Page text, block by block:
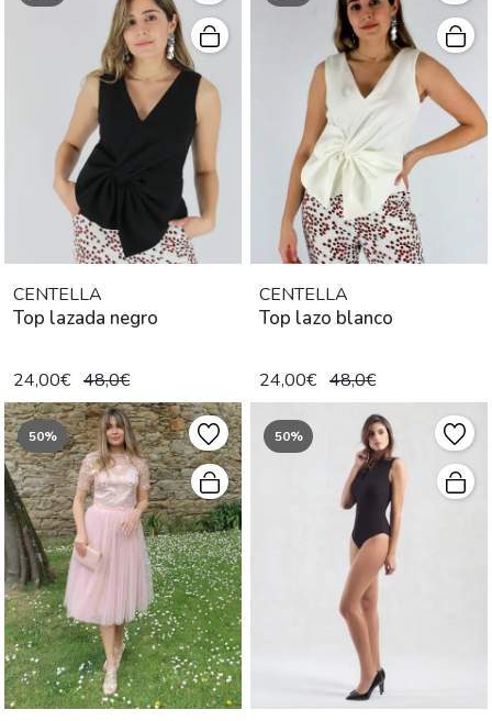
CENTELLA
Top lazada negro
24,00€ 48,0€
CENTELLA
Top lazo blanco
24,00€ 48,0€
50% 50%